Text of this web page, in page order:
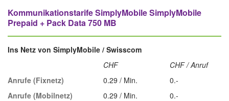
Kommunikationstarife SimplyMobile SimplyMobile
Prepaid + Pack Data 750 MB
Ins Netz von SimplyMobile / Swisscom
CHF
CHF / Anruf
Anrufe (Fixnetz)
0.29 / Min.
0.-
Anrufe (Mobilnetz)
0.29 / Min.
0.-